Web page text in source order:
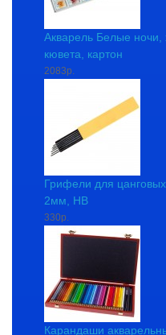
Акварель Белые ночи,
кювета, картон
2083р.
Грифели для
2мм, HB
330р.
Карандаши